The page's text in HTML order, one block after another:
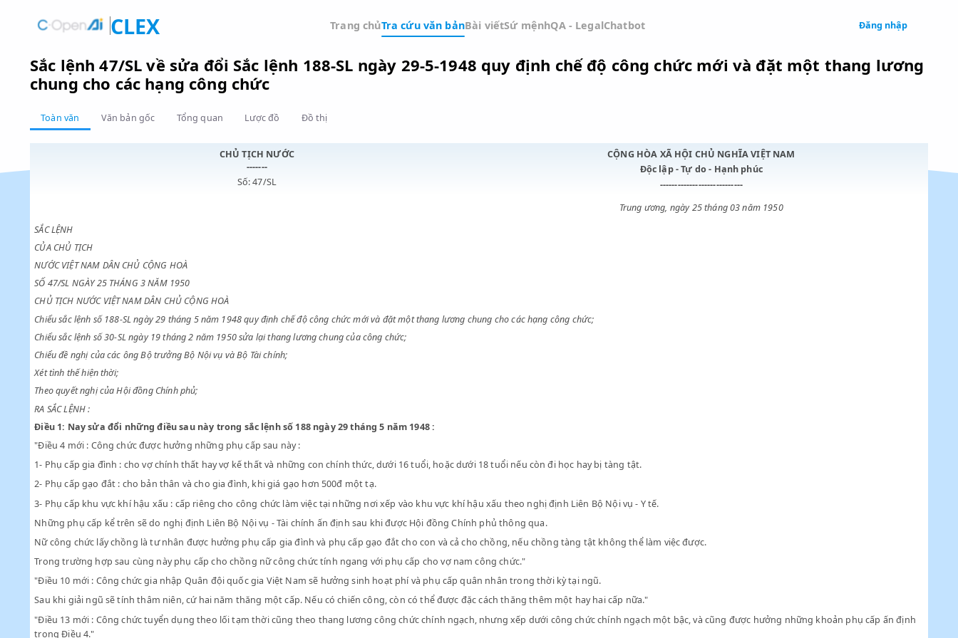
CLEX Trang chủTra cứu văn bảnBài viếtSứ mệnhQA - Legal
Sắc lệnh 47/SL về sửa đổi Sắc lệnh 188-SL ngày 29-5-1948 quy định chế độ công chức mới và đặt một
chung cho các hạng công chức
Toàn văn
CHỦ TỊCH NƯỚC
-------
CỘNG HÒA XÃ HỘI CHỦ NGHĨA VIỆT NAM
Độc lập - Tự do - Hạnh phúc
----------------------------
SẮC LỆNH
CỦA CHỦ TỊCH
NƯỚC VIỆT NAM DÂN CHỦ CỘNG HOÀ
SỐ 47/SL NGÀY 25 THÁNG 3 NĂM 1950
CHỦ TỊCH NƯỚC VIỆT NAM DÂN CHỦ CỘNG HOÀ
Chiểu sắc lệnh số 188-SL ngày 29 tháng 5 năm 1948 quy định chế độ công chức mới và đặt một thang lương chung cho các hạng công chức;
Chiểu sắc lệnh số 30-SL ngày 19 tháng 2 năm 1950 sửa lại thang lương chung của công chức;
Chiểu đề nghị của các ông Bộ trưởng Bộ Nội vụ và Bộ Tài chính;
Xét tình thế hiện thời;
Theo quyết nghị của Hội đồng Chính phủ;
Nay sửa đổi những điều sau này trong sắc lệnh số 188 ngày 29 tháng 5 năm 1948 :
1- Phụ cấp gia đình : cho vợ chính thất hay vợ kế thất và những con chính thức, dưới 16 tuổi, hoặc dưới 18 tuổi nếu còn đi học hay bị tàng tật.
2- Phụ cấp gạo đắt : cho bản thân và cho gia đình, khi giá gạo hơn 500đ một tạ.
3- Phụ cấp khu vực khí hậu xấu : cấp riêng cho công chức làm việc tại những nơi xếp vào khu vực khí hậu xấu theo nghị định Liên Bộ Nội vụ - Y tế.
Những phụ cấp kể trên sẽ do nghị định Liên Bộ Nội vụ - Tài chính ấn định sau khi được Hội đồng Chính phủ thông qua.
Nữ công chức lấy chồng là tư nhân được hưởng phụ cấp gia đình và phụ cấp gạo đắt cho con và cả cho chồng, nếu chồng tàng tật không thể làm việc được.
Trong trường hợp sau cùng này phụ cấp cho chồng nữ công chức tính ngang với phụ cấp cho vợ nam công chức."